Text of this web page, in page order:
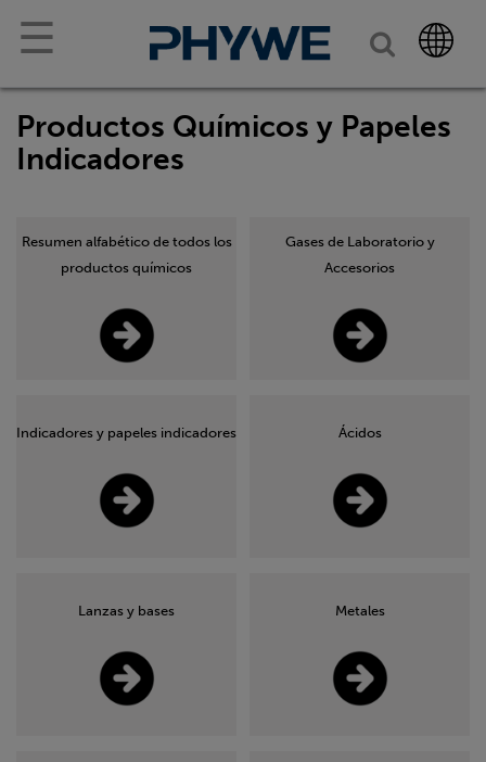
☰
Productos Químicos y Papeles
Indicadores
Resumen alfabético de todos los
productos químicos
Gases de Laboratorio y
Accesorios
Indicadores y papeles indicadores Ácidos
Lanzas y bases Metales